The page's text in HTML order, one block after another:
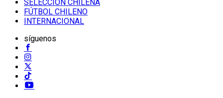
SELECCIÓN CHILENA
FÚTBOL CHILENO
INTERNACIONAL
síguenos